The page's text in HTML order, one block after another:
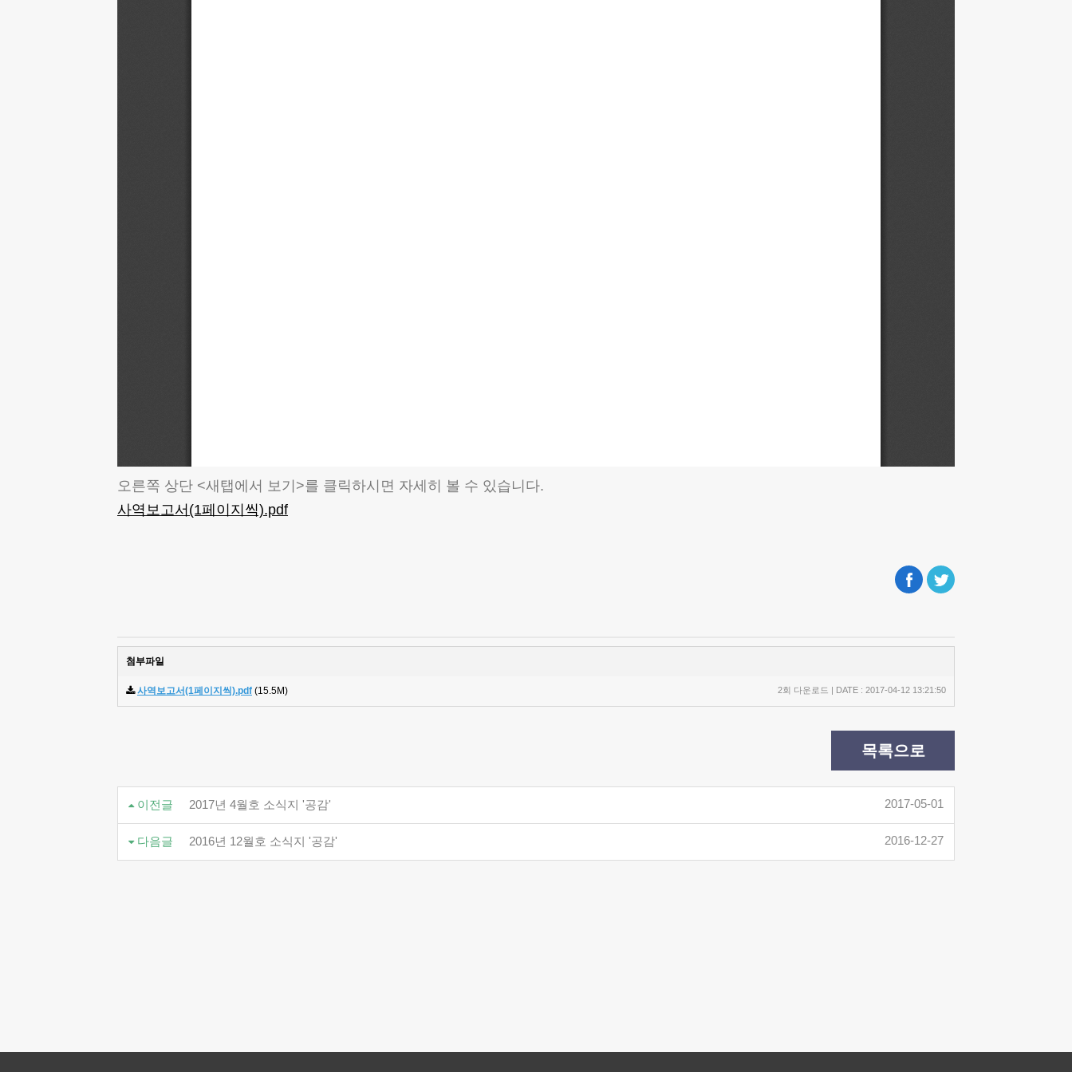
오른쪽 상단 <새탭에서 보기>를 클릭하시면 자세히 볼 수 있습니다.
사역보고서(1페이지씩).pdf
첨부파일
사역보고서(1페이지씩).pdf (15.5M) 2회 다운로드 | DATE : 2017-04-12 13:21:50
목록으로
이전글 2017년 4월호 소식지 '공감' 2017-05-01
다음글 2016년 12월호 소식지 '공감' 2016-12-27